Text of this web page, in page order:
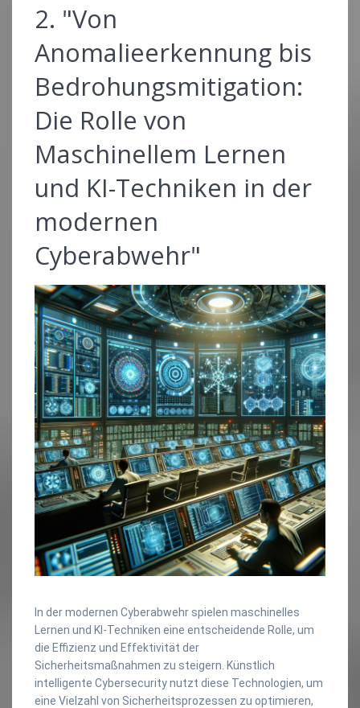
2. "Von
Anomalieerkennung bis
Bedrohungsmitigation:
Die Rolle von
Maschinellem Lernen
und KI-Techniken in der
modernen
Cyberabwehr"
In der modernen Cyberabwehr spielen maschinelles
Lernen und KI-Techniken eine entscheidende Rolle, um
die Effizienz und Effektivität der
Sicherheitsmaßnahmen zu steigern. Künstlich
intelligente Cybersecurity nutzt diese Technologien, um
eine Vielzahl von Sicherheitsprozessen zu optimieren,